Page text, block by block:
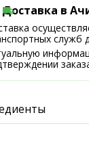
Доставка в
служб